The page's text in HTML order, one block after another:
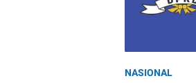
NASIONAL